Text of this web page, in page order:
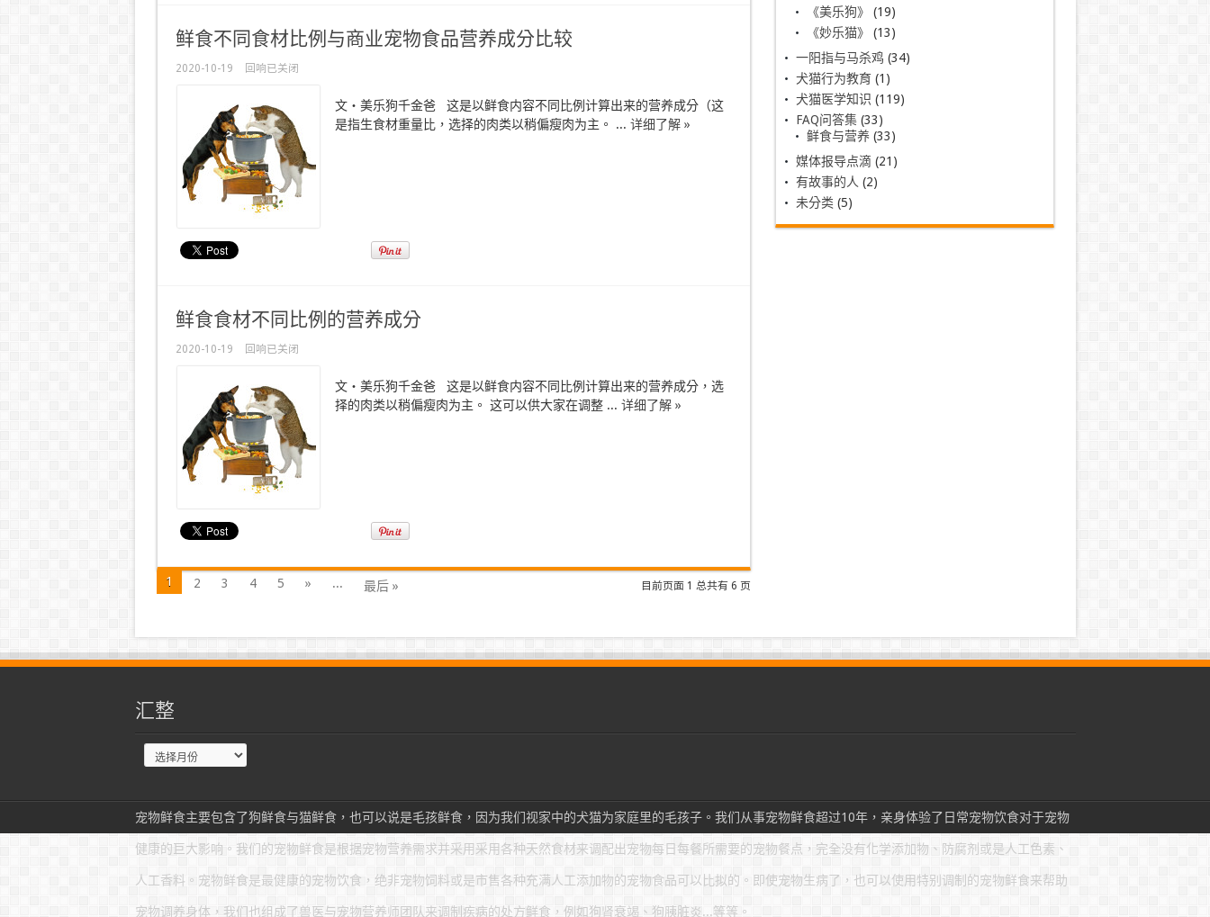
鲜食不同食材比例与商业宠物食品营养成分比较
2020-10-19 回响已关闭
文・美乐狗千金爸 这是以鲜食内容不同比例计算出来的营养成分（这
是指生食材重量比，选择的肉类以稍偏瘦肉为主。 ... 详细了解 »
鲜食食材不同比例的营养成分
2020-10-19 回响已关闭
文・美乐狗千金爸 这是以鲜食内容不同比例计算出来的营养成分，选
择的肉类以稍偏瘦肉为主。 这可以供大家在调整 ... 详细了解 »
目前页面 1 总共有 6 页
1 2 3 4 5 » ... 最后 »
《美乐狗》
(19)
《妙乐猫》
(13)
一阳指与马杀鸡 (34)
犬猫行为教育(1)
犬猫医学知识 (119)
FAQ问答集(33)
鲜食与营养 (33)
媒体报导点滴 (21)
有故事的人 (2)
未分类 (5)
汇整
宠物鲜食主要包含了狗鲜食与猫鲜食，也可以说是毛孩鲜食，因为我们视家中的犬猫为家庭里的毛孩子。我们从事宠物鲜食超过10年，亲身体验了日常宠物饮食对于宠物
健康的巨大影响。我们的宠物鲜食是根据宠物营养需求并采用采用各种天然食材来调配出宠物每日每餐所需要的宠物餐点，完全没有化学添加物、防腐剂或是人工色素、
人工香料。宠物鲜食是最健康的宠物饮食，绝非宠物饲料或是市售各种充满人工添加物的宠物食品可以比拟的。即使宠物生病了，也可以使用特别调制的宠物鲜食来帮助
宠物调养身体，我们也组成了兽医与宠物营养师团队来调制疾病的处方鲜食，例如狗肾衰竭、狗胰脏炎...等等。